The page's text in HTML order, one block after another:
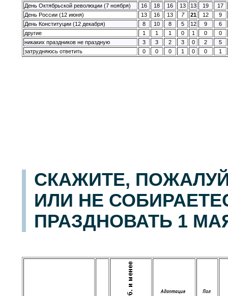
День Октябрьской революции (7 ноября)
16 18 16 13 13 19
17
День России (12 июня)
13 16 13 7 21 12
9
День Конституции (12 декабря)
8 10 8 5 12 9
6
другие
1 1 1 0 1 0
0
никаких праздников не праздную
3 3 2 3 0 2
5
затрудняюсь ответить
0 0 0 1 0 0 1
СКАЖИТЕ,
ИЛИ НЕ
ПРАЗДНОВАТЬ 1